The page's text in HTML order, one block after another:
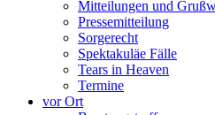
Mitteilungen und
Pressemitteilung
Sorgerecht
Spektakuläe Fälle
Tears in Heaven
Termine
vor Ort